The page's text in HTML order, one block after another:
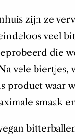
zijn ze
veel
die
vele
product waar
smaak